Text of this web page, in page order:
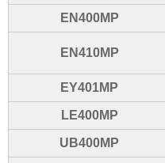
EN400MP
EN410MP
EY401MP
LE400MP
UB400MP